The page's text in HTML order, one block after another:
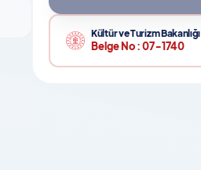
Kültür ve Turizm Bakanlığı
Belge No :07-1740